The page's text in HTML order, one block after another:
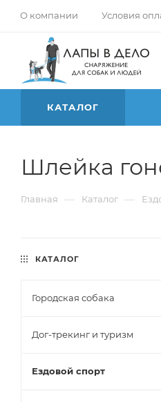
О компании Условия
КАТАЛОГ
Шлейка
Главная — Каталог —
КАТАЛОГ
Городская собака
Дог-трекинг и туризм
Ездовой спорт